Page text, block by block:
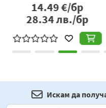
14.49€/бр
28.34лв./бр
Искам да